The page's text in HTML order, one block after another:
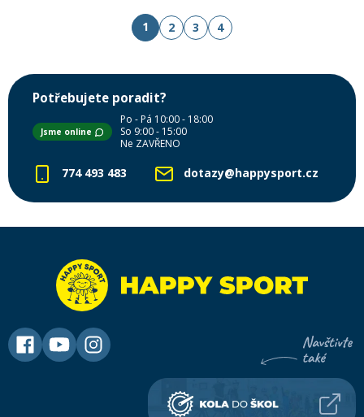
1 2 3 4
Potřebujete poradit?
Jsme online
Po - Pá 10:00 - 18:00
So 9:00 - 15:00
Ne ZAVŘENO
774 493 483 dotazy@happysport.cz